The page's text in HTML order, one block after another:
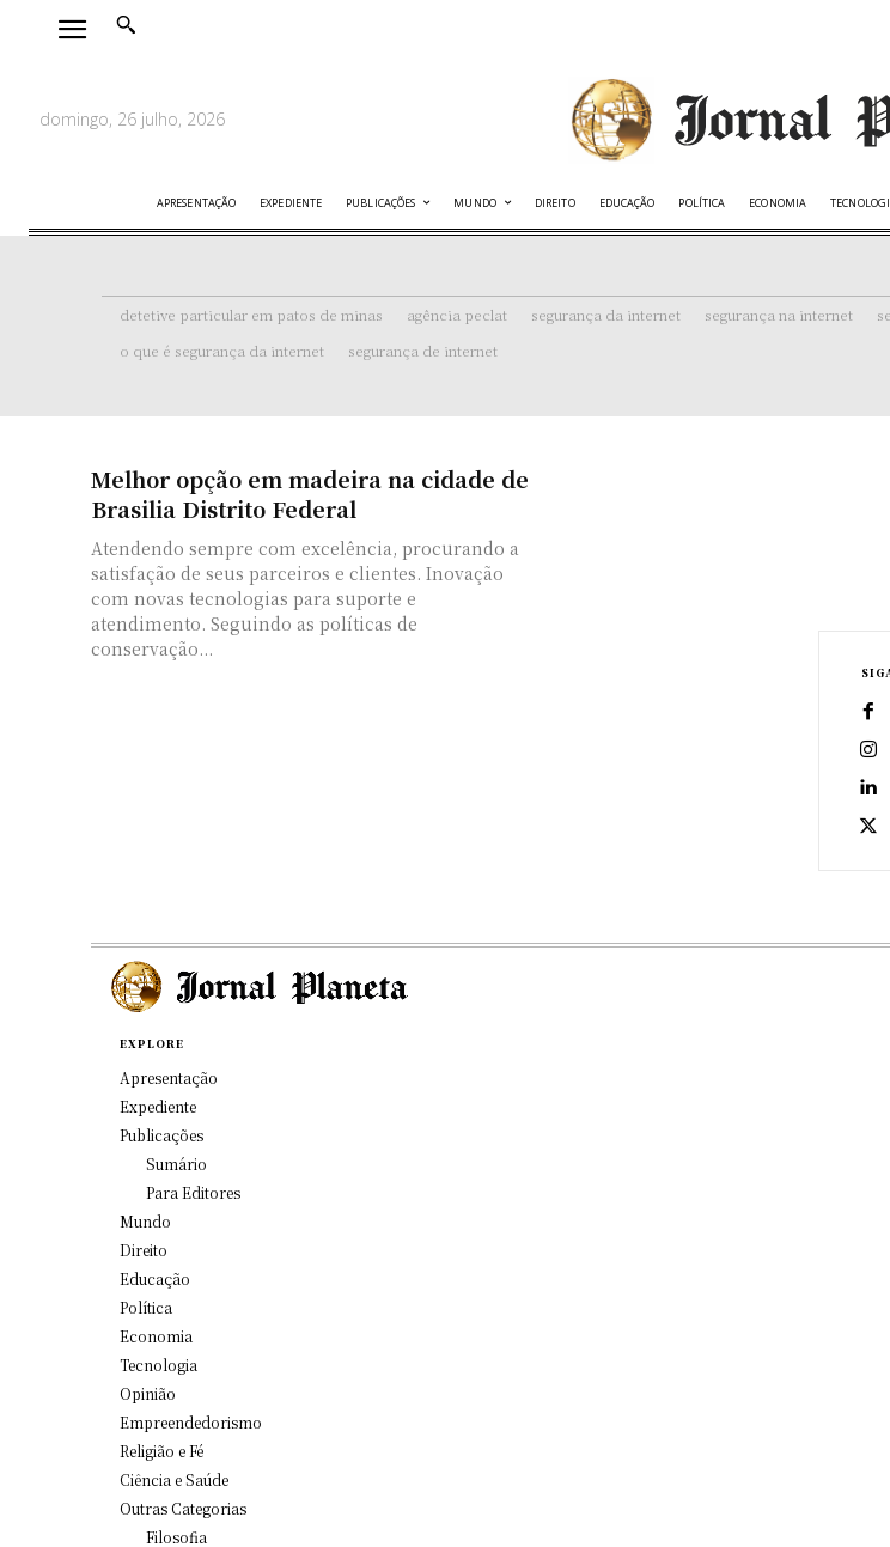
domingo, 26 julho, 2026
APRESENTAÇÃO EXPEDIENTE PUBLICAÇÕES MUNDO DIREITO EDUCAÇÃO POLÍTICA ECONOMIA
detetive particular em patos de minas agência peclat segurança da internet segurança na internet
o que é segurança da internet
segurança de internet
Melhor opção em madeira na cidade de
Brasilia Distrito Federal
Atendendo sempre com excelência, procurando a
satisfação de seus parceiros e clientes. Inovação
com novas tecnologias para suporte e
atendimento. Seguindo as políticas de
conservação...
EXPLORE
Apresentação
Expediente
Publicações
Sumário
Para Editores
Mundo
Direito
Educação
Política
Economia
Tecnologia
Opinião
Empreendedorismo
Religião e Fé
Ciência e Saúde
Outras Categorias
Filosofia